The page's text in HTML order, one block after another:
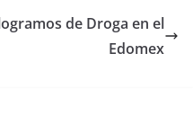
de Droga en el
Edomex